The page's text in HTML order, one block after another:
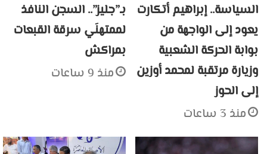
السياسة.. إبراهيم أتكارت
يعود إلى الواجهة من
بوابة الحركة الشعبية
وزيارة مرتقبة لمحمد أوزين
إلى الحوز
منذ 3 ساعات
بـ”جليز”.. السجن النافذ
لممتهنَي سرقة القبعات
بمراكش
منذ 9 ساعات